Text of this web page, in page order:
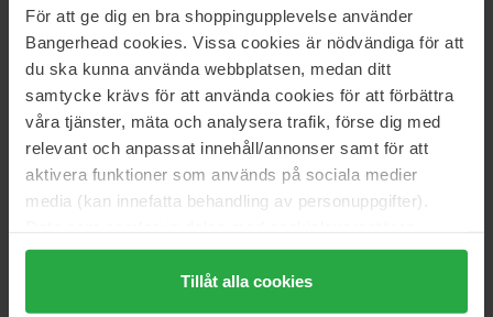
För att ge dig en bra shoppingupplevelse använder
Bangerhead cookies. Vissa cookies är nödvändiga för att
du ska kunna använda webbplatsen, medan ditt
samtycke krävs för att använda cookies för att förbättra
våra tjänster, mäta och analysera trafik, förse dig med
relevant och anpassat innehåll/annonser samt för att
aktivera funktioner som används på sociala medier
media (kan innefatta behandling av personuppgifter).
Genom att trycka på "Tillåt alla cookies" accepterar du
alla cookies, medan du under "Detaljer" kan anpassa
användningen av cookies. Du kan när som helst återkalla
Tillåt alla cookies
684 kr
Normalpris 818 kr
356 kr
Normalpris 395 kr
Montblanc
Extreme Leather
125 ml
Normalpris 1 269 kr
Montblanc
30 ml
Normalpris 395 kr
Legend Elixir Legend Pour Homme